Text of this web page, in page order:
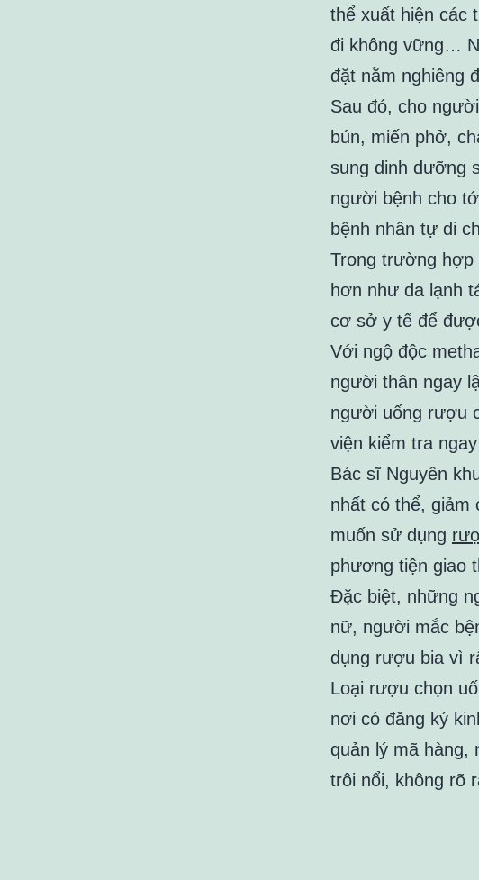
thể xuất hiện các
đi không vững…
đặt nằm nghiêng
Sau đó, cho
bún, miến phở,
sung dinh dưỡng
người bệnh cho
bệnh nhân tự di
Trong trường hợp
hơn như da lạnh
cơ sở y tế để
Với ngộ độc
người thân ngay
người uống rượu
viện kiểm tra
Bác sĩ Nguyên
nhất có thể, giảm
muốn sử dụng
phương tiện giao
Đặc biệt, những
nữ, người mắc
dụng rượu bia vì
Loại rượu chọn
nơi có đăng ký
quản lý mã hàng,
trôi nổi, không rõ